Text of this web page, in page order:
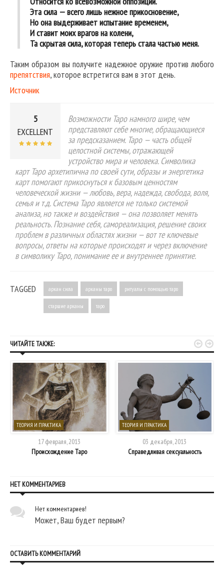
Эта сила — всего лишь нежное прикосновение,
Но она выдерживает испытание временем,
И ставит моих врагов на колени,
Та скрытая сила, которая теперь стала частью меня.
Таким образом вы получите надежное оружие против любого
препятствия, которое встретится вам в этот день.
Источник
5
EXCELLENT
Возможности Таро намного шире, чем
представляют себе многие, обращающиеся
за предсказанием. Таро — часть общей
целостной системы, отражающей
устройство мира и человека. Символика
карт Таро архетипична по своей сути, образы и энергетика
карт помогают прикоснуться к базовым ценностям
человеческой жизни — любовь, вера, надежда, свобода, воля,
семья и т.д. Система Таро является не только системой
анализа, но также и воздействия — она позволяет менять
реальность. Познание себя, самореализация, решение своих
проблем в различных областях жизни — вот те ключевые
вопросы, ответы на которые происходят и через включение
в символику Таро, понимание ее и внутреннее принятие.
TAGGED аркан сила арканы таро ритуалы с помощью таро
старшие арканы таро
ЧИТАЙТЕ ТАКЖЕ:
ТЕОРИЯ И ПРАКТИКА
17 февраля, 2013
Происхождение Таро
ТЕОРИЯ И ПРАКТИКА
03 декабря, 2013
Справедливая сексуальность
 
НЕТ КОММЕНТАРИЕВ
Нет комментариев!
Может, Ваш будет первым?
ОСТАВИТЬ КОММЕНТАРИЙ